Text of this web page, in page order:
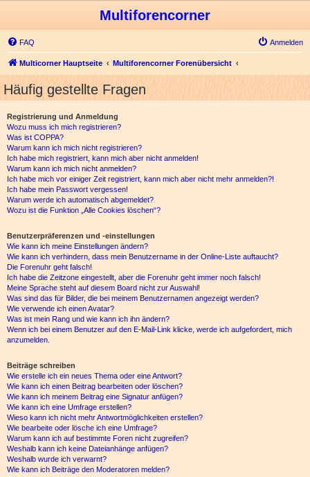
Multiforencorner
FAQ Anmelden
Multicorner Hauptseite Multiforencorner Forenübersicht
Häufig gestellte Fragen
Registrierung und Anmeldung
Wozu muss ich mich registrieren?
Was ist COPPA?
Warum kann ich mich nicht registrieren?
Ich habe mich registriert, kann mich aber nicht anmelden!
Warum kann ich mich nicht anmelden?
Ich habe mich vor einiger Zeit registriert, kann mich aber nicht mehr anmelden?!
Ich habe mein Passwort vergessen!
Warum werde ich automatisch abgemeldet?
Wozu ist die Funktion „Alle Cookies löschen“?
Benutzerpräferenzen und -einstellungen
Wie kann ich meine Einstellungen ändern?
Wie kann ich verhindern, dass mein Benutzername in der Online-Liste auftaucht?
Die Forenuhr geht falsch!
Ich habe die Zeitzone eingestellt, aber die Forenuhr geht immer noch falsch!
Meine Sprache steht auf diesem Board nicht zur Auswahl!
Was sind das für Bilder, die bei meinem Benutzernamen angezeigt werden?
Wie verwende ich einen Avatar?
Was ist mein Rang und wie kann ich ihn ändern?
Wenn ich bei einem Benutzer auf den E-Mail-Link klicke, werde ich aufgefordert, mich
anzumelden.
Beiträge schreiben
Wie erstelle ich ein neues Thema oder eine Antwort?
Wie kann ich einen Beitrag bearbeiten oder löschen?
Wie kann ich meinem Beitrag eine Signatur anfügen?
Wie kann ich eine Umfrage erstellen?
Wieso kann ich nicht mehr Antwortmöglichkeiten erstellen?
Wie bearbeite oder lösche ich eine Umfrage?
Warum kann ich auf bestimmte Foren nicht zugreifen?
Weshalb kann ich keine Dateianhänge anfügen?
Weshalb wurde ich verwarnt?
Wie kann ich Beiträge den Moderatoren melden?